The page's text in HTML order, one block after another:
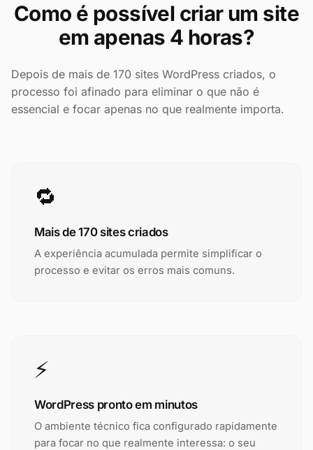
Como é possível criar um site
em apenas 4 horas?
Depois de mais de 170 sites WordPress criados, o
processo foi afinado para eliminar o que não é
essencial e focar apenas no que realmente importa.
🔁
Mais de 170 sites criados
A experiência acumulada permite simplificar o
processo e evitar os erros mais comuns.
⚡
WordPress pronto em minutos
O ambiente técnico fica configurado rapidamente
para focar no que realmente interessa: o seu